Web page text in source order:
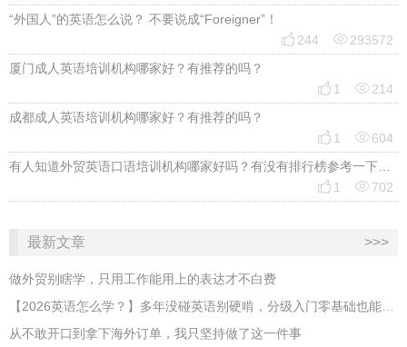
“外国人”的英语怎么说？ 不要说成“Foreigner”！
 244 293572
厦门成人英语培训机构哪家好？有推荐的吗？
 1 214
成都成人英语培训机构哪家好？有推荐的吗？
 1 604
有人知道外贸英语口语培训机构哪家好吗？有没有排行榜参考一下？最好说下费用
 1 702
最新文章 >>>
做外贸别瞎学，只用工作能用上的表达才不白费
【2026英语怎么学？】多年没碰英语别硬啃，分级入门零基础也能跟上
从不敢开口到拿下海外订单，我只坚持做了这一件事